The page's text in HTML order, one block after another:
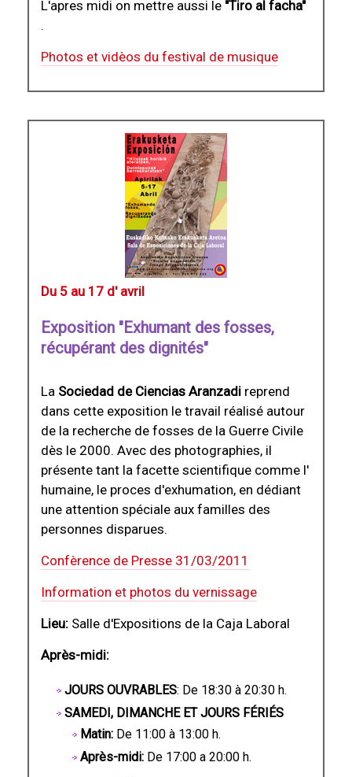
L'apres midi on mettre aussi le "Tiro al facha"
.
Photos et vidèos du festival de musique
Du 5 au 17 d' avril
Exposition "Exhumant des fosses,
récupérant des dignités"
La Sociedad de Ciencias Aranzadi reprend
dans cette exposition le travail réalisé autour
de la recherche de fosses de la Guerre Civile
dès le 2000. Avec des photographies, il
présente tant la facette scientifique comme l'
humaine, le proces d'exhumation, en dédiant
une attention spéciale aux familles des
personnes disparues.
Confèrence de Presse 31/03/2011
Information et photos du vernissage
Lieu: Salle d'Expositions de la Caja Laboral
Après-midi:
JOURS OUVRABLES: De 18:30 à 20:30 h.
SAMEDI, DIMANCHE ET JOURS FÉRIÉS
Matin: De 11:00 à 13:00 h.
Après-midi: De 17:00 a 20:00 h.